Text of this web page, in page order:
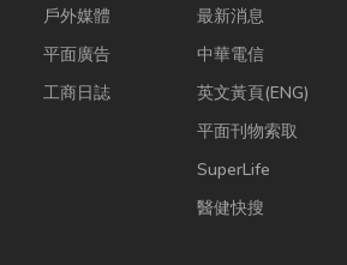
實，...戶外媒體
平面廣告
工商日誌
最新消息
中華電信
英文黃頁(ENG)
平面刊物索取
SuperLife
醫健快搜